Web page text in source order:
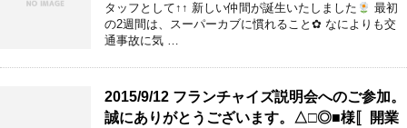
タッフとして↑↑ 新しい仲間が誕生いたしました
最初
の2週間は、スーパーカブに慣れること✿ なによりも交
通事故に気 …
2015/9/12 フランチャイズ説明会へのご参加。
誠にありがとうございます。△□◎■様〚開業